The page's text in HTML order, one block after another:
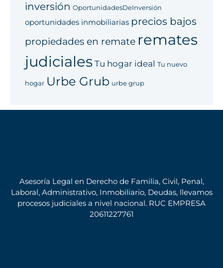
inversión OportunidadesDeInversión
oportunidades inmobiliarias precios bajos
propiedades en remate remates
judicialesTu hogar ideal Tu nuevo
hogar Urbe Grub urbe grup
Asesoría Legal en Derecho de Familia, Civil, Penal,
Laboral, Administrativo, Inmobiliario, Deudas, llevamos
procesos judiciales a nivel nacional. RUC EMPRESA
20611227761